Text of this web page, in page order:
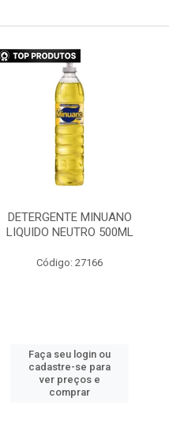
DETERGENTE MINUANO
LIQUIDO NEUTRO 500ML
Código: 27166
Faça seu login ou
cadastre-se para
ver preços e
comprar